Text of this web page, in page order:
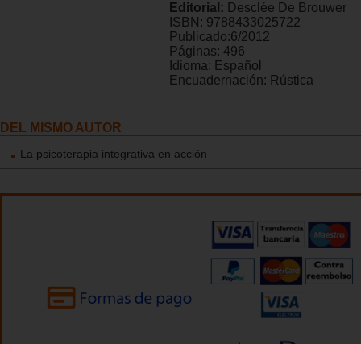
Editorial: Desclée De Brouwer
ISBN: 9788433025722
Publicado:6/2012
Páginas: 496
Idioma: Español
Encuadernación: Rústica
DEL MISMO AUTOR
La psicoterapia integrativa en acción